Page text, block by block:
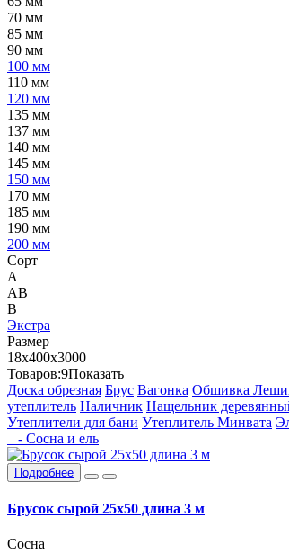
70 мм
85 мм
90 мм
100 мм
110 мм
120 мм
135 мм
137 мм
140 мм
145 мм
150 мм
170 мм
185 мм
190 мм
200 мм
Сорт
А
АВ
В
Экстра
Размер
18х400х3000
Товаров:9Показать
Доска обрезная Брус Вагонка Обшивка
утеплитель Наличник Нащельник
Утеплители для бани Утеплитель Минвата
- Сосна и ель
Подробнее
Брусок сырой 25х50 длина 3 м
Сосна